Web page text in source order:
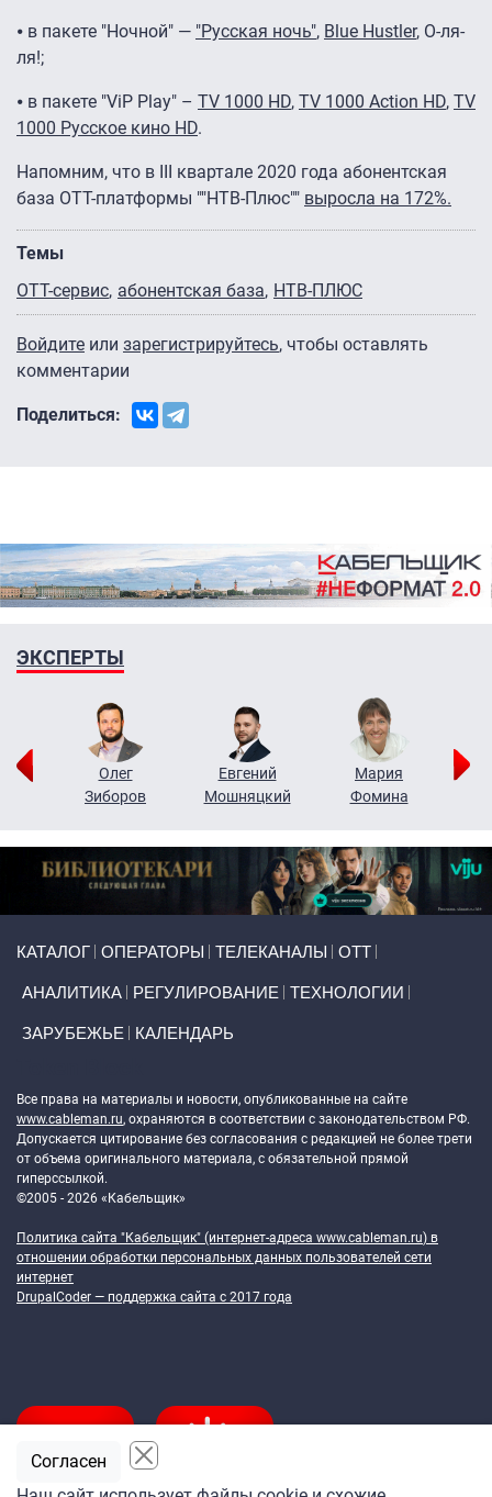
⦁ в пакете "Ночной" — "Русская ночь", Blue Hustler, О-ля-
ля!;
⦁ в пакете "ViP Play" – TV 1000 HD, TV 1000 Action HD, TV
1000 Русское кино HD.
Напомним, что в III квартале 2020 года абонентская
база ОТТ-платформы ""НТВ-Плюс"" выросла на 172%.
Темы
OTT-сервис абонентская база НТВ-ПЛЮС
Войдите или зарегистрируйтесь, чтобы оставлять
комментарии
Поделиться:
ЭКСПЕРТЫ
Олег
Зиборов
Евгений
Мошняцкий
Мария
Фомина
КАТАЛОГ ОПЕРАТОРЫ ТЕЛЕКАНАЛЫ ОТТ
АНАЛИТИКА РЕГУЛИРОВАНИЕ ТЕХНОЛОГИИ
ЗАРУБЕЖЬЕ КАЛЕНДАРЬ
Все права на материалы и новости, опубликованные на сайте
www.cableman.ru, охраняются в соответствии с законодательством РФ.
Допускается цитирование без согласования с редакцией не более трети
от объема оригинального материала, с обязательной прямой
гиперссылкой.
©2005 - 2026 «Кабельщик»
Политика сайта "Кабельщик" (интернет-адреса www.cableman.ru) в
отношении обработки персональных данных пользователей сети
интернет
DrupalCoder — поддержка сайта c 2017 года
Согласен